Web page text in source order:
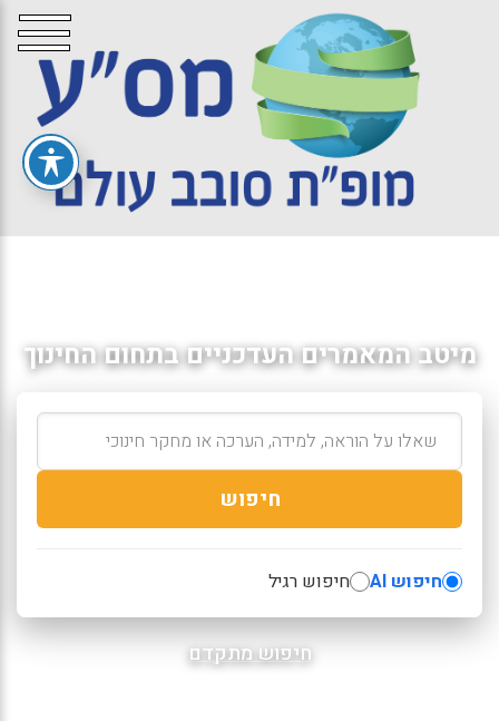
מיטב המאמרים העדכניים בתחום החינוך
חיפוש
חיפוש AI חיפוש רגיל
חיפוש מתקדם